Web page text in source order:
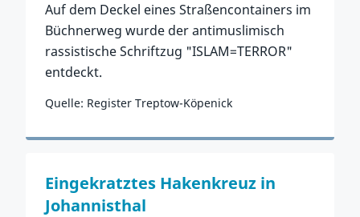
Auf dem Deckel eines Straßencontainers im
Büchnerweg wurde der antimuslimisch
rassistische Schriftzug "ISLAM=TERROR"
entdeckt.
Quelle: Register Treptow-Köpenick
Zum Vorfall
Eingekratztes Hakenkreuz in
Johannisthal